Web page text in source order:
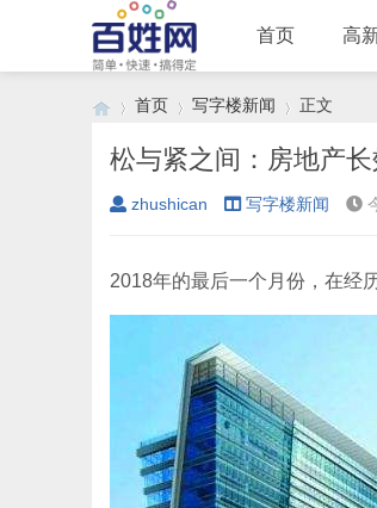
首页 高
›
首页
›
写字楼新闻
›
正文
松与紧之间：房地产
zhushican 写字楼新闻
2018年的最后一个月份，在经